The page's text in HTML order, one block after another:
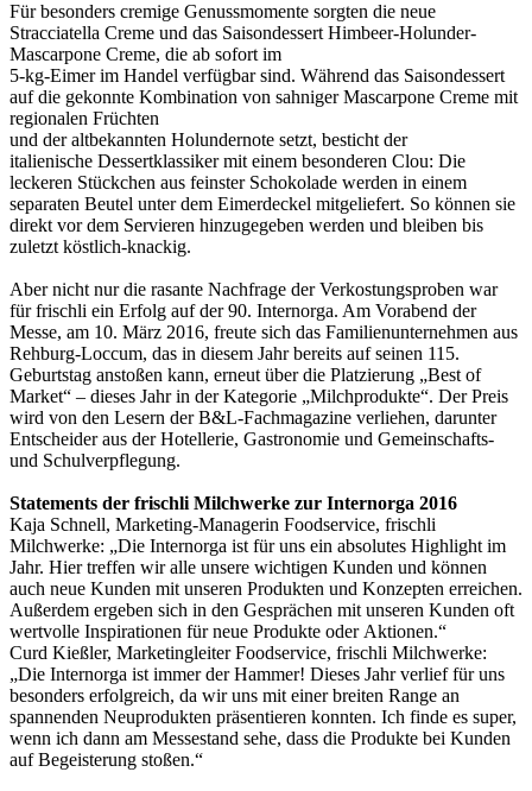
Für besonders cremige Genussmomente sorgten die neue
Stracciatella Creme und das Saisondessert Himbeer-Holunder-
Mascarpone Creme, die ab sofort im
5-kg-Eimer im Handel verfügbar sind. Während das Saisondessert
auf die gekonnte Kombination von sahniger Mascarpone Creme mit
regionalen Früchten
und der altbekannten Holundernote setzt, besticht der
italienische Dessertklassiker mit einem besonderen Clou: Die
leckeren Stückchen aus feinster Schokolade werden in einem
separaten Beutel unter dem Eimerdeckel mitgeliefert. So können sie
direkt vor dem Servieren hinzugegeben werden und bleiben bis
zuletzt köstlich-knackig.
Aber nicht nur die rasante Nachfrage der Verkostungsproben war
für frischli ein Erfolg auf der 90. Internorga. Am Vorabend der
Messe, am 10. März 2016, freute sich das Familienunternehmen aus
Rehburg-Loccum, das in diesem Jahrbereits auf seinen 115.
Geburtstag anstoßen kann, erneut über die Platzierung „Best of
Market“ – dieses Jahr in der Kategorie „Milchprodukte“. Der Preis
wird von den Lesern der B&L-Fachmagazine verliehen, darunter
Entscheider aus der Hotellerie, Gastronomie und Gemeinschafts-
und Schulverpflegung.
Statements der frischli Milchwerke zur Internorga 2016
Kaja Schnell, Marketing-Managerin Foodservice, frischli
Milchwerke: „Die Internorga ist für uns ein absolutes Highlight im
Jahr. Hier treffen wiralle unsere wichtigen Kunden und können
auch neue Kunden mit unseren Produkten und Konzepten erreichen.
Außerdem ergeben sich in den Gesprächen mit unseren Kunden oft
wertvolle Inspirationen für neue Produkte oderAktionen.“
Curd Kießler, Marketingleiter Foodservice, frischli Milchwerke:
„Die Internorga ist immer der Hammer! Dieses Jahr verlief für uns
besonders erfolgreich, da wir uns mit einer breiten Range an
spannenden Neuprodukten präsentieren konnten. Ich finde es super,
wenn ich dann am Messestand sehe, dass die Produkte bei Kunden
auf Begeisterung stoßen.“